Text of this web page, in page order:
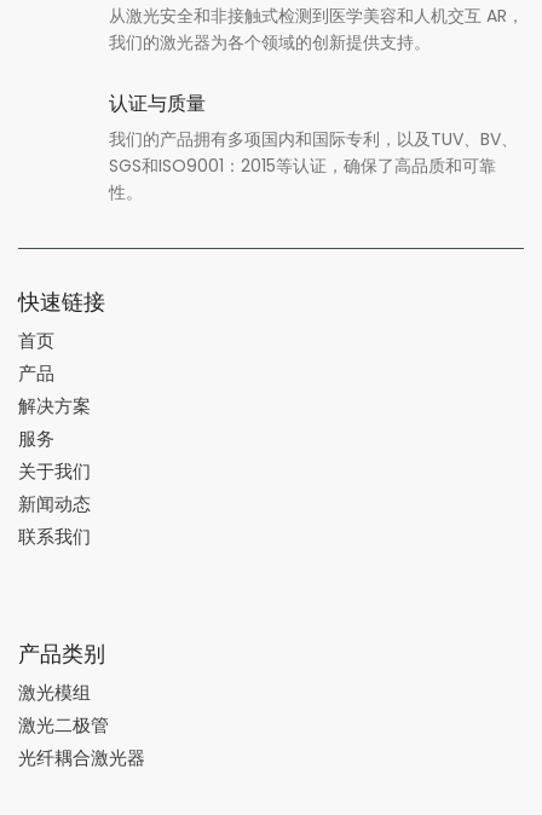
从激光安全和非接触式检测到医学美容和人机交互 AR，
我们的激光器为各个领域的创新提供支持。
认证与质量
我们的产品拥有多项国内和国际专利，以及TUV、BV、
SGS和ISO9001：2015等认证，确保了高品质和可靠
性。
快速链接
首页
产品
解决方案
服务
关于我们
新闻动态
联系我们
产品类别
激光模组
激光二极管
光纤耦合激光器